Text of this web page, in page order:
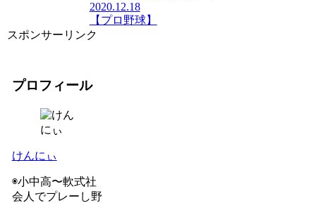
2020.12.18
【プロ野球】
スポンサーリンク
プロフィール
けんにぃ
◉小中高〜軟式社
会人でプレーし野